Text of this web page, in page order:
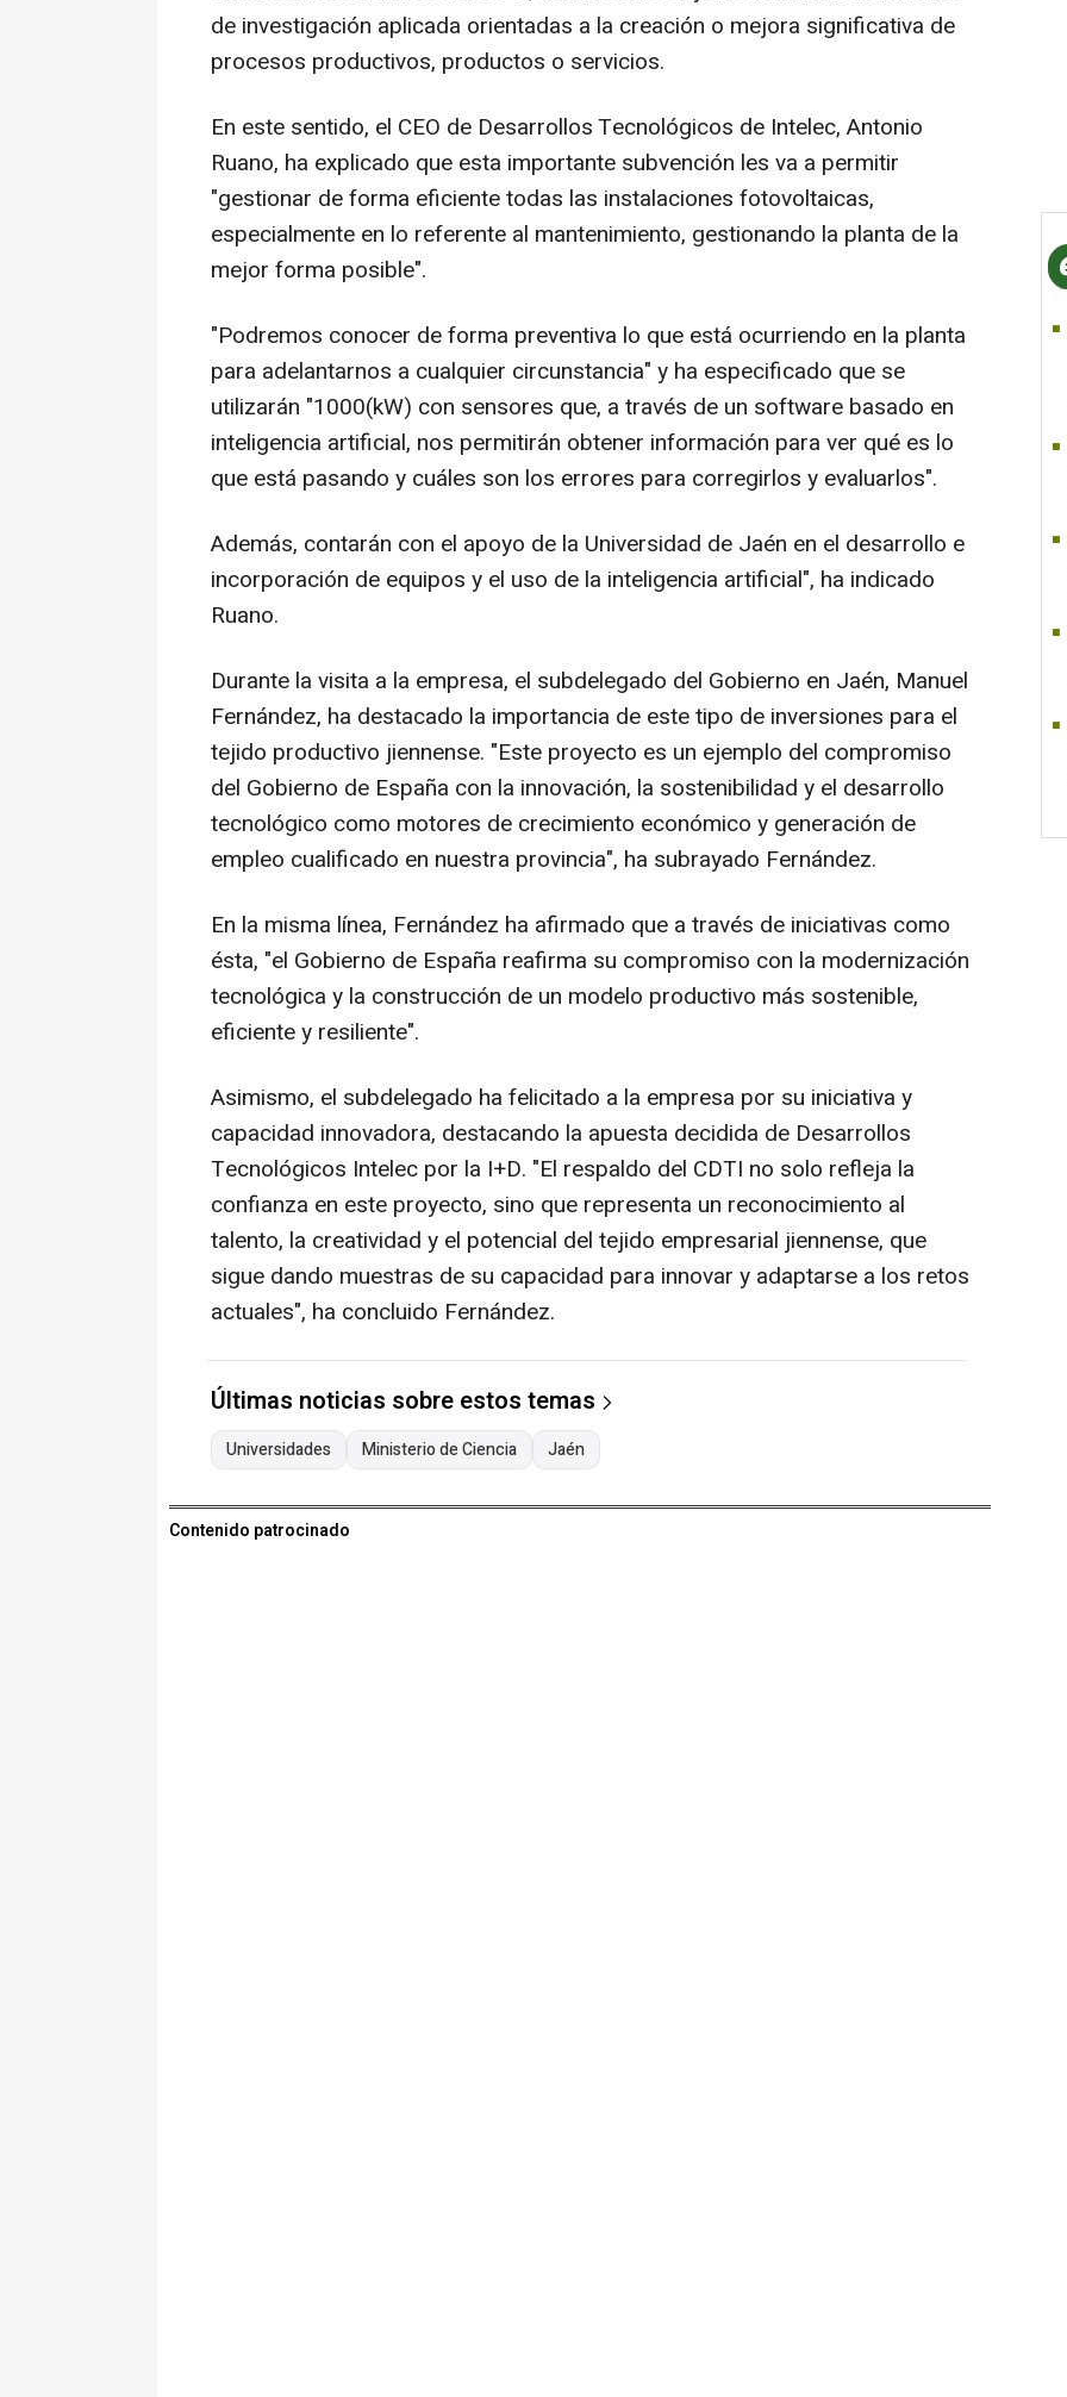
de investigación aplicada orientadas a la creación o mejora significativa de
procesos productivos, productos o servicios.
En este sentido, el CEO de Desarrollos Tecnológicos de Intelec, Antonio
Ruano, ha explicado que esta importante subvención les va a permitir
"gestionar de forma eficiente todas las instalaciones fotovoltaicas,
especialmente en lo referente al mantenimiento, gestionando la planta de la
mejor forma posible".
"Podremos conocer de forma preventiva lo que está ocurriendo en la planta
para adelantarnos a cualquier circunstancia" y ha especificado que se
utilizarán "1000(kW) con sensores que, a través de un software basado en
inteligencia artificial, nos permitirán obtener información para ver qué es lo
que está pasando y cuáles son los errores para corregirlos y evaluarlos".
Además, contarán con el apoyo de la Universidad de Jaén en el desarrollo e
incorporación de equipos y el uso de la inteligencia artificial", ha indicado
Ruano.
Durante la visita a la empresa, el subdelegado del Gobierno en Jaén, Manuel
Fernández, ha destacado la importancia de este tipo de inversiones para el
tejido productivo jiennense. "Este proyecto es un ejemplo del compromiso
del Gobierno de España con la innovación, la sostenibilidad y el desarrollo
tecnológico como motores de crecimiento económico y generación de
empleo cualificado en nuestra provincia", ha subrayado Fernández.
En la misma línea, Fernández ha afirmado que a través de iniciativas como
ésta, "el Gobierno de España reafirma su compromiso con la modernización
tecnológica y la construcción de un modelo productivo más sostenible,
eficiente y resiliente".
Asimismo, el subdelegado ha felicitado a la empresa por su iniciativa y
capacidad innovadora, destacando la apuesta decidida de Desarrollos
Tecnológicos Intelec por la I+D. "El respaldo del CDTI no solo refleja la
confianza en este proyecto, sino que representa un reconocimiento al
talento, la creatividad y el potencial del tejido empresarial jiennense, que
sigue dando muestras de su capacidad para innovar y adaptarse a los retos
actuales", ha concluido Fernández.
Últimas noticias sobre estos temas
Universidades Ministerio de Ciencia Jaén
Contenido patrocinado